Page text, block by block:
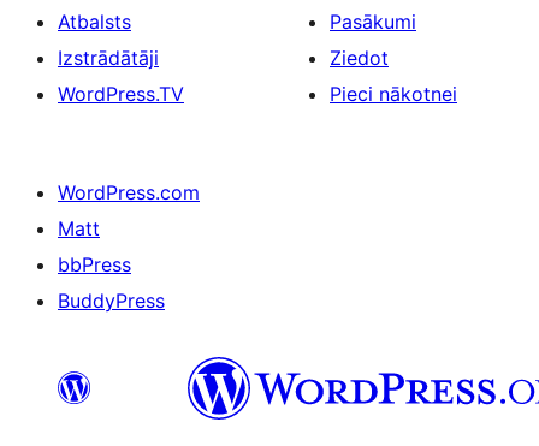
Atbalsts
Izstrādātāji
WordPress.TV
Pasākumi
Ziedot
Pieci nākotnei
WordPress.com
Matt
bbPress
BuddyPress